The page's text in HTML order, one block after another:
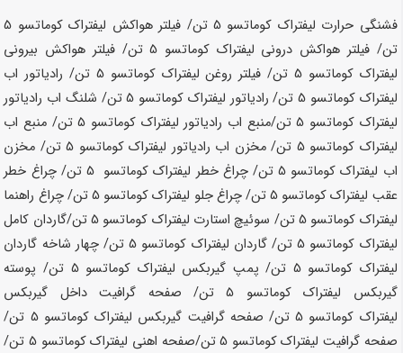
فشنگی حرارت لیفتراک کوماتسو 5 تن/ فیلتر هواکش لیفتراک کوماتسو
5
تن/ فیلتر هواکش درونی لیفتراک کوماتسو
/ فیلتر هواکش بیرونی
لیفتراک کوماتسو 5 تن / فیلتر روغن لیفتراک کوماتسو 5 تن
/ رادیاتور اب
لیفتراک کوماتسو
/ رادیاتور لیفتراک کوماتسو
/ شلنگ اب رادیاتور
لیفتراک کوماتسو
/منبع اب رادیاتور لیفتراک کوماتسو
/ منبع اب
لیفتراک کوماتسو 5 تن / مخزن اب رادیاتور لیفتراک کوماتسو
/ مخزن
اب لیفتراک کوماتسو
/ چراغ خطر لیفتراک کوماتسو 5 تن
/ چراغ خطر
عقب لیفتراک کوماتسو
/ چراغ جلو لیفتراک کوماتسو
/ چراغ راهنما
لیفتراک کوماتسو 5 تن / سوئیچ استارت لیفتراک کوماتسو
/گاردان کامل
لیفتراک کوماتسو
/ گاردان لیفتراک کوماتسو
/ چهار شاخه گاردان
لیفتراک کوماتسو 5 تن / پمپ گیربکس لیفتراک کوماتسو 5 تن
/ پوسته
گیربکس لیفتراک کوماتسو
/ صفحه گرافیت داخل گیربکس
لیفتراک کوماتسو
/ صفحه گرافیت گیربکس لیفتراک کوماتسو 5 تن
/
صفحه گرافیت لیفتراک کوماتسو
/صفحه اهنی لیفتراک کوماتسو
/